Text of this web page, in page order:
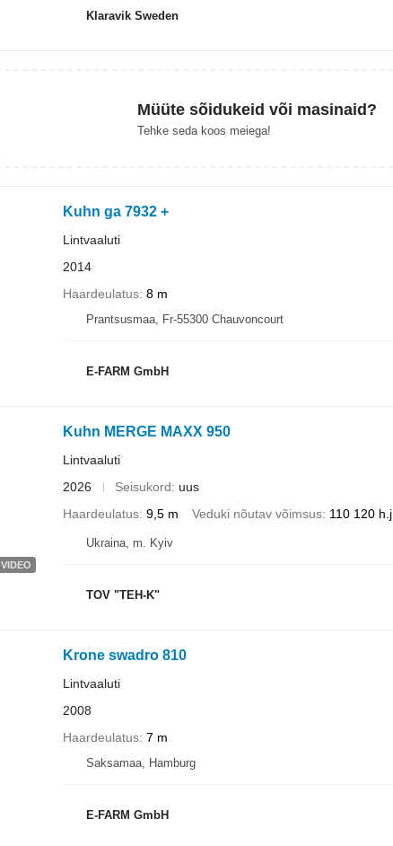
Klaravik Sweden
Müüte sõidukeid või masinaid?
Tehke seda koos meiega!
Kuhn ga 7932 +
Lintvaaluti
2014
Haardeulatus 8 m
Prantsusmaa, Fr-55300 Chauvoncourt
E-FARM GmbH
VIDEO
Kuhn MERGE MAXX 950
Lintvaaluti
2026
Seisukord
uus
Haardeulatus 9,5 m Veduki nõutav võimsus 110 120 h.j.
Ukraina, m. Kyiv
TOV "TEH-K"
Krone swadro 810
Lintvaaluti
2008
Haardeulatus 7 m
Saksamaa, Hamburg
E-FARM GmbH